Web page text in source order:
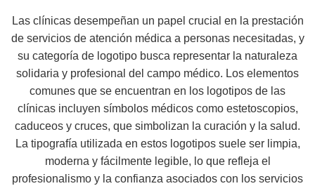
Las clínicas desempeñan un papel crucial en la prestación
de servicios de atención médica a personas necesitadas, y
su categoría de logotipo busca representar la naturaleza
solidaria y profesional del campo médico. Los elementos
comunes que se encuentran en los logotipos de las
clínicas incluyen símbolos médicos como estetoscopios,
caduceos y cruces, que simbolizan la curación y la salud.
La tipografía utilizada en estos logotipos suele ser limpia,
moderna y fácilmente legible, lo que refleja el
profesionalismo y la confianza asociados con los servicios